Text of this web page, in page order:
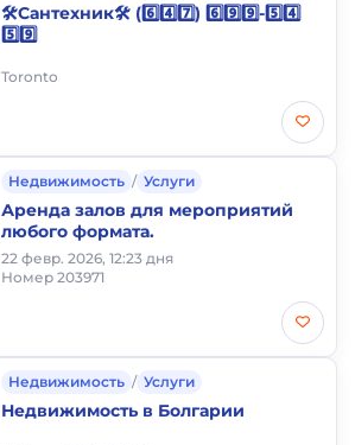
🛠️Сантехник🛠️ (6️⃣4️⃣7️⃣) 6️⃣9️⃣9️⃣-5️⃣4️⃣
5️⃣9️⃣
Toronto
Недвижимость / Услуги
Аренда залов для мероприятий
любого формата.
22 февр. 2026, 12:23 дня
Номер 203971
Недвижимость / Услуги
Недвижимость в Болгарии